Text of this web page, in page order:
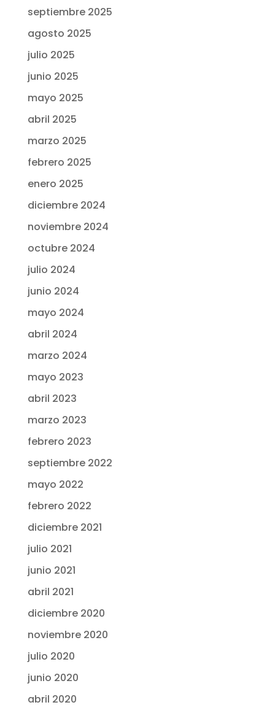
septiembre 2025
agosto 2025
julio 2025
junio 2025
mayo 2025
abril 2025
marzo 2025
febrero 2025
enero 2025
diciembre 2024
noviembre 2024
octubre 2024
julio 2024
junio 2024
mayo 2024
abril 2024
marzo 2024
mayo 2023
abril 2023
marzo 2023
febrero 2023
septiembre 2022
mayo 2022
febrero 2022
diciembre 2021
julio 2021
junio 2021
abril 2021
diciembre 2020
noviembre 2020
julio 2020
junio 2020
abril 2020